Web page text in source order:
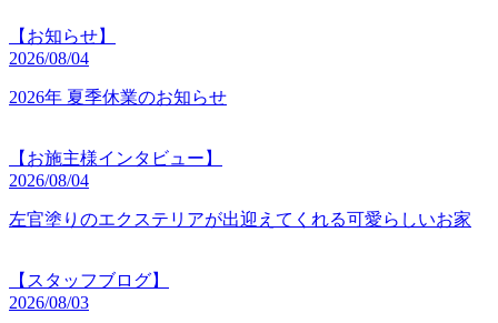
【お知らせ】
2026/08/04
2026年 夏季休業のお知らせ
【お施主様インタビュー】
2026/08/04
左官塗りのエクステリアが出迎えてくれる可愛らしいお家
【スタッフブログ】
2026/08/03